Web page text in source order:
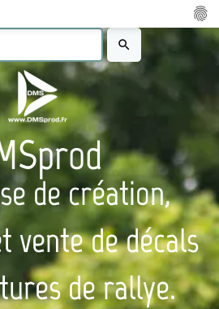
search
de création,
vente de décals
de rallye.
fingerprint